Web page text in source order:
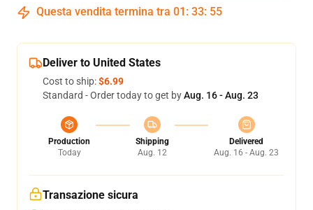
Questa vendita termina tra 01 : 33: 54
Deliver to United States
Cost to ship:$6.99
Standard - Order today to get byAug. 16 - Aug. 23
Production
Today
Shipping
Aug. 12
Delivered
Aug. 16 - Aug. 23
Transazione sicura